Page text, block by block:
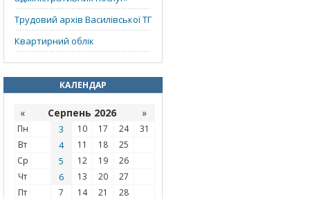
Трудовий архів Василівської ТГ
Квартирний облік
КАЛЕНДАР
« Серпень 2026 »
Пн 3 10 17 24
31
Вт
4 11 18
25
Ср
5 12 19
26
Чт
6 13 20
27
Пт
7 14 21
28